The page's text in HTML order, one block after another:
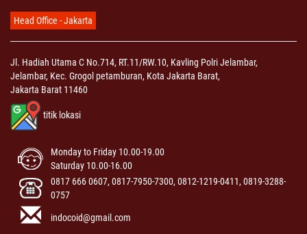
Head Office - Jakarta
Jl. Hadiah Utama C No.714, RT.11/RW.10, Kavling Polri Jelambar,
Jelambar, Kec. Grogol petamburan, Kota Jakarta Barat,
Jakarta Barat 11460
titik lokasi
Monday to Friday 10.00-19.00
Saturday 10.00-16.00
0817 666 0607, 0817-7950-7300, 0812-1219-0411, 0819-3288-
0757
indocoid@gmail.com